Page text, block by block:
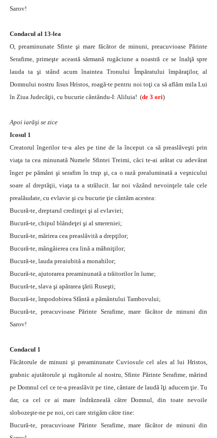
Sarov!
Condacul al 13-lea
O, preaminunate Sfinte şi mare făcător de minuni, preacuvioase Părinte
Serafime, primeşte această sărmană rugăciune a noastră ce se înalţă spre
lauda ta şi stând acum înaintea Tronului Împăratului împăraţilor, al
Domnului nostru Iisus Hristos, roagă-te pentru noi toţi ca să aflăm mila Lui
în Ziua Judecăţii, cu bucurie cântându-I: Aliluia! (de 3 ori)
Apoi iarăşi se zice
Icosul 1
Creatorul îngerilor te-a ales pe tine de la început ca să preaslăveşti prin
viaţa ta cea minunată Numele Sfintei Treimi, căci te-ai arătat cu adevărat
înger pe pământ şi serafim în trup şi, ca o rază prealuminată a veşnicului
soare al dreptăţii, viaţa ta a strălucit. Iar noi văzând nevoinţele tale cele
prealăudate, cu evlavie şi cu bucurie ţie cântăm acestea:
Bucură-te, dreptarul credinţei şi al evlaviei;
Bucură-te, chipul blândeţei şi al smereniei;
Bucură-te, mărirea cea preaslăvită a drepţilor;
Bucură-te, mângâierea cea lină a mâhniţilor;
Bucură-te, lauda preaiubită a monahilor;
Bucură-te, ajutorarea preaminunată a trăitorilor în lume;
Bucură-te, slava şi apărarea ţării Ruseşti;
Bucură-te, împodobirea Sfântă a pământului Tambovului;
Bucură-te, preacuvioase Părinte Serafime, mare făcător de minuni din
Sarov!
Condacul 1
Făcătorule de minuni şi preaminunate Cuviosule cel ales al lui Hristos,
grabnic ajutătorule şi rugătorule al nostru, Sfinte Părinte Serafime, mărind
pe Domnul cel ce te-a preaslăvit pe tine, cântare de laudă îţi aducem ţie. Tu
dar, ca cel ce ai mare îndrăzneală către Domnul, din toate nevoile
slobozeşte-ne pe noi, cei care strigăm către tine:
Bucură-te, preacuvioase Părinte Serafime, mare făcător de minuni din